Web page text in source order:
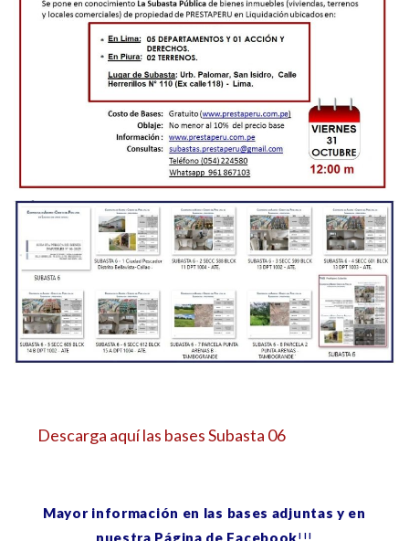
Descarga aquí las bases Subasta 06
Mayor información en las bases adjuntas y en
nuestra Página de Facebook!!!